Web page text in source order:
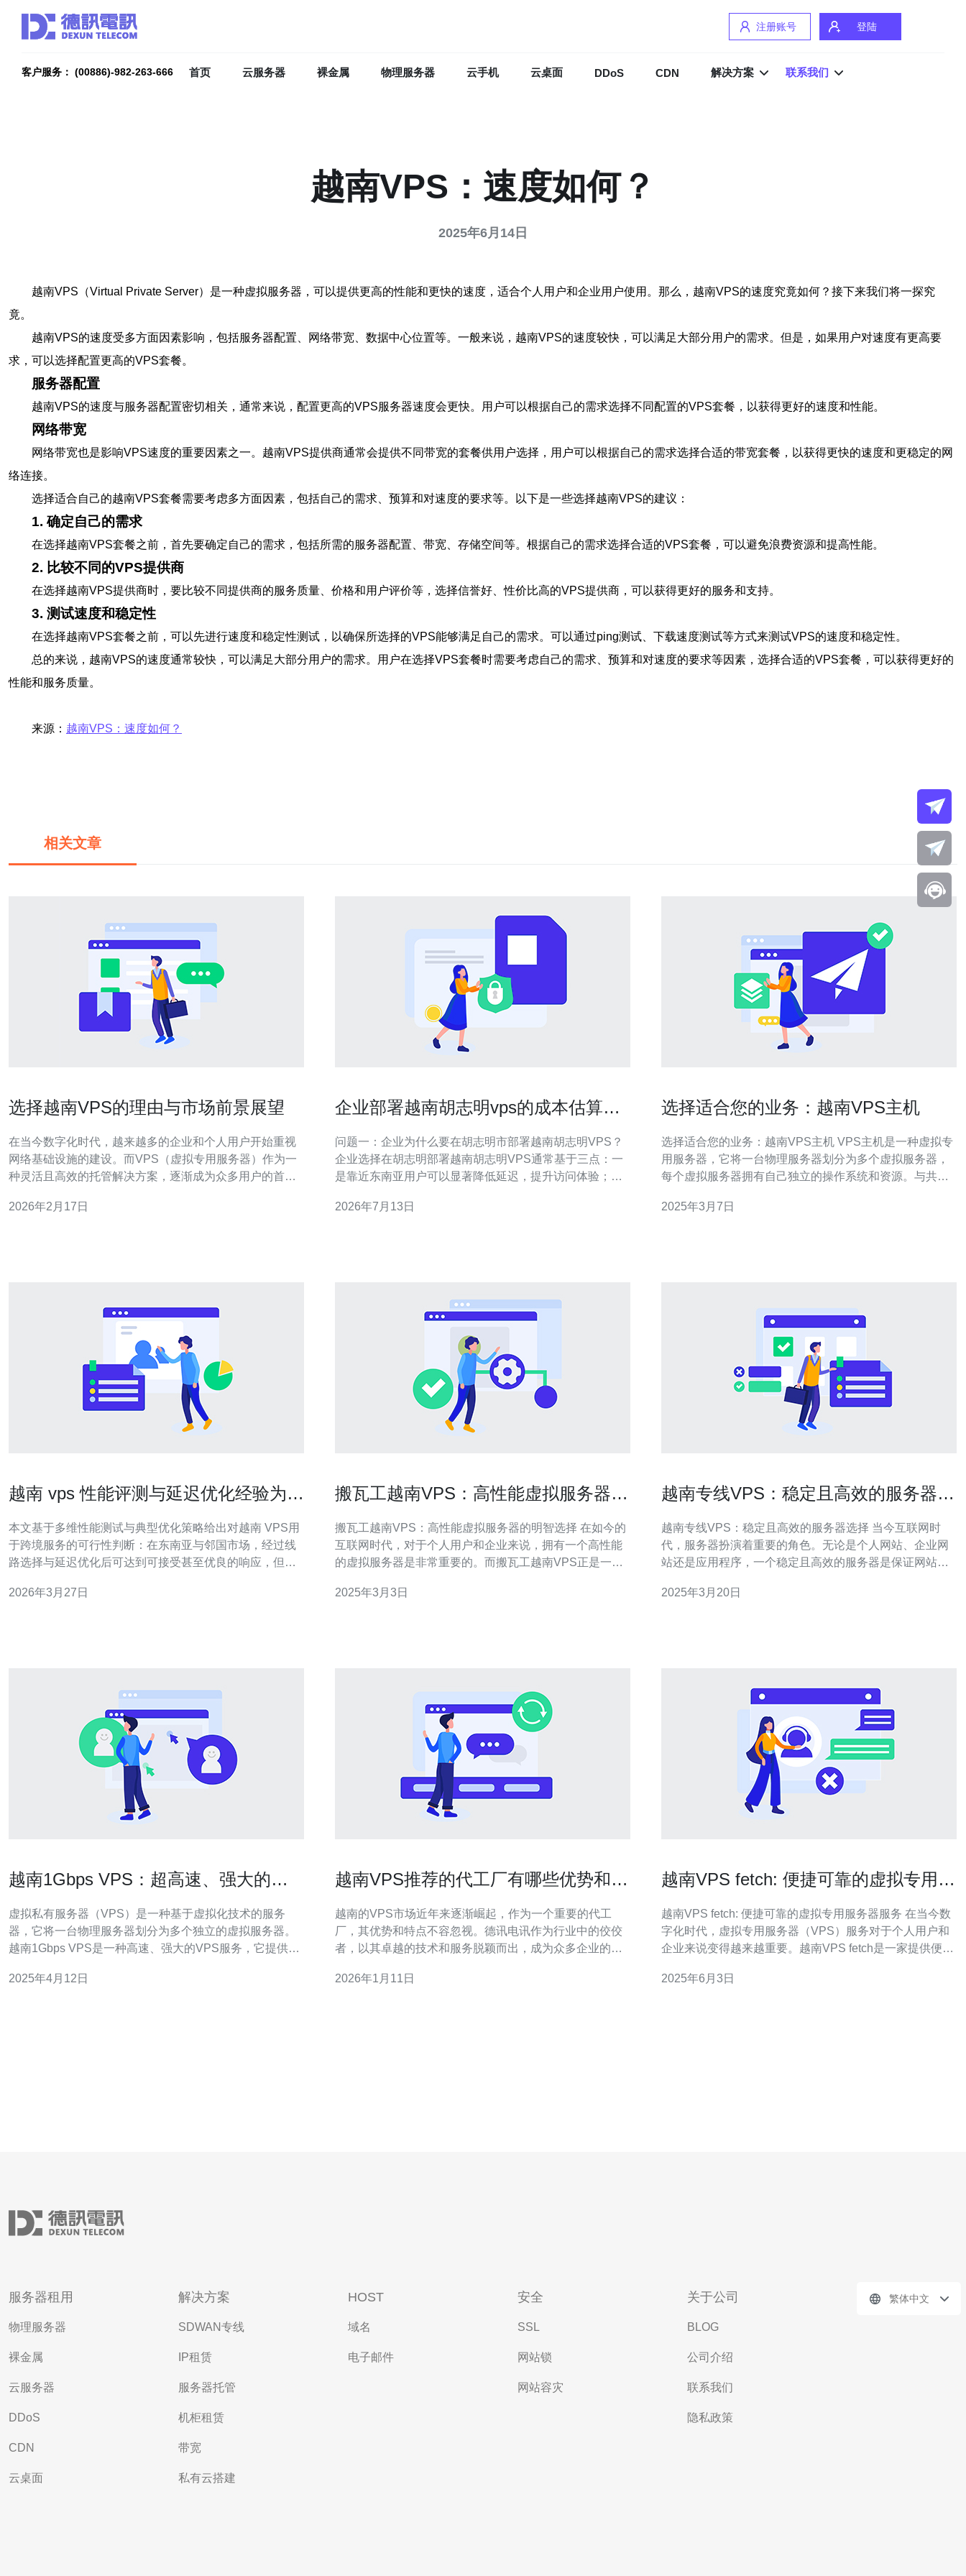
注册账号 登陆
客户服务： (00886)-982-263-666 首页 云服务器 裸金属 物理服务器 云手机 云桌面 DDoS CDN 解决方案 联系我们
越南VPS：速度如何？
2025年6月14日
越南VPS（Virtual Private Server）是一种虚拟服务器，可以提供更高的性能和更快的速度，适合个人用户和企业用户使用。那么，越南VPS的速度究竟如何？接下来我们将一探究
竟。
越南VPS的速度受多方面因素影响，包括服务器配置、网络带宽、数据中心位置等。一般来说，越南VPS的速度较快，可以满足大部分用户的需求。但是，如果用户对速度有更高要
求，可以选择配置更高的VPS套餐。
服务器配置
越南VPS的速度与服务器配置密切相关，通常来说，配置更高的VPS服务器速度会更快。用户可以根据自己的需求选择不同配置的VPS套餐，以获得更好的速度和性能。
网络带宽
网络带宽也是影响VPS速度的重要因素之一。越南VPS提供商通常会提供不同带宽的套餐供用户选择，用户可以根据自己的需求选择合适的带宽套餐，以获得更快的速度和更稳定的网
络连接。
选择适合自己的越南VPS套餐需要考虑多方面因素，包括自己的需求、预算和对速度的要求等。以下是一些选择越南VPS的建议：
1. 确定自己的需求
在选择越南VPS套餐之前，首先要确定自己的需求，包括所需的服务器配置、带宽、存储空间等。根据自己的需求选择合适的VPS套餐，可以避免浪费资源和提高性能。
2. 比较不同的VPS提供商
在选择越南VPS提供商时，要比较不同提供商的服务质量、价格和用户评价等，选择信誉好、性价比高的VPS提供商，可以获得更好的服务和支持。
3. 测试速度和稳定性
在选择越南VPS套餐之前，可以先进行速度和稳定性测试，以确保所选择的VPS能够满足自己的需求。可以通过ping测试、下载速度测试等方式来测试VPS的速度和稳定性。
总的来说，越南VPS的速度通常较快，可以满足大部分用户的需求。用户在选择VPS套餐时需要考虑自己的需求、预算和对速度的要求等因素，选择合适的VPS套餐，可以获得更好的
性能和服务质量。
来源： 越南VPS：速度如何？
相关文章
选择越南VPS的理由与市场前景展望
在当今数字化时代，越来越多的企业和个人用户开始重视
网络基础设施的建设。而VPS（虚拟专用服务器）作为一
种灵活且高效的托管解决方案，逐渐成为众多用户的首
场前景，正受到越来越多用户的关注。本文将深入探讨选
2026年2月17日
企业部署越南胡志明vps的成本估算与
问题一：企业为什么要在胡志明市部署越南胡志明VPS？
企业选择在胡志明部署越南胡志明VPS通常基于三点：一
是靠近东南亚用户可以显著降低延迟，提升访问体验；二
势；三是本地化合规与更好地接入越南电信网络（例如
2026年7月13日
选择适合您的业务：越南VPS主机
选择适合您的业务：越南VPS主机 VPS主机是一种虚拟专
用服务器，它将一台物理服务器划分为多个虚拟服务器，
每个虚拟服务器拥有自己独立的操作系统和资源。与共享
主机在亚洲地区越来越受欢迎。以下是选择越南VPS主机
2025年3月7日
越南 vps 性能评测与延迟优化经验为跨
本文基于多维性能测试与典型优化策略给出对越南 VPS用
于跨境服务的可行性判断：在东南亚与邻国市场，经过线
路选择与延迟优化后可达到可接受甚至优良的响应，但面
保证稳定性与合规性。 哪个地区的越南VPS更适合面向哪
2026年3月27日
搬瓦工越南VPS：高性能虚拟服务器的
搬瓦工越南VPS：高性能虚拟服务器的明智选择 在如今的
互联网时代，对于个人用户和企业来说，拥有一个高性能
的虚拟服务器是非常重要的。而搬瓦工越南VPS正是一种
能 搬瓦工越南VPS采用了高性能的硬件设备，如SSD固态
2025年3月3日
越南专线VPS：稳定且高效的服务器选
越南专线VPS：稳定且高效的服务器选择 当今互联网时
代，服务器扮演着重要的角色。无论是个人网站、企业网
站还是应用程序，一个稳定且高效的服务器是保证网站正
一个备受推崇的选择。 VPS（Virtual Private Server）是
2025年3月20日
越南1Gbps VPS：超高速、强大的虚
虚拟私有服务器（VPS）是一种基于虚拟化技术的服务
器，它将一台物理服务器划分为多个独立的虚拟服务器。
越南1Gbps VPS是一种高速、强大的VPS服务，它提供了
性。 越南1Gbps VPS采用了1Gbps的网络连接速度，这意
2025年4月12日
越南VPS推荐的代工厂有哪些优势和特
越南的VPS市场近年来逐渐崛起，作为一个重要的代工
厂，其优势和特点不容忽视。德讯电讯作为行业中的佼佼
者，以其卓越的技术和服务脱颖而出，成为众多企业的首
是德讯电讯为用户提供的优质服务和技术保障。 技术先
2026年1月11日
越南VPS fetch: 便捷可靠的虚拟专用服
越南VPS fetch: 便捷可靠的虚拟专用服务器服务 在当今数
字化时代，虚拟专用服务器（VPS）服务对于个人用户和
企业来说变得越来越重要。越南VPS fetch是一家提供便捷
务器，满足各种需求。 越南VPS fetch的VPS服务有着诸
2025年6月3日
服务器租用
物理服务器
裸金属
云服务器
DDoS
CDN
云桌面
解决方案
SDWAN专线
IP租赁
服务器托管
机柜租赁
带宽
私有云搭建
HOST
域名
电子邮件
安全
SSL
网站锁
网站容灾
关于公司
BLOG
公司介绍
联系我们
隐私政策
繁体中文